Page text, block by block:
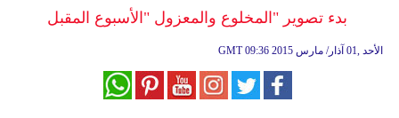
وموسيقىبدء تصوير "المخلوع والمعزول "الأسبوع المقبل
GMT 09:36 2015 الأحد ,01 آذار/ مارس